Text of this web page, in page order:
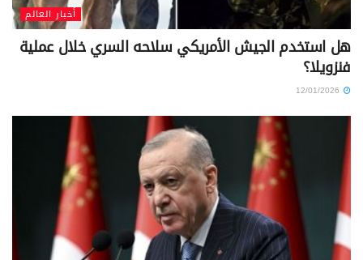
أخبار العالم
هل استخدم الجيش الأمريكي سلاحه السري خلال عملية
فنزويلا؟